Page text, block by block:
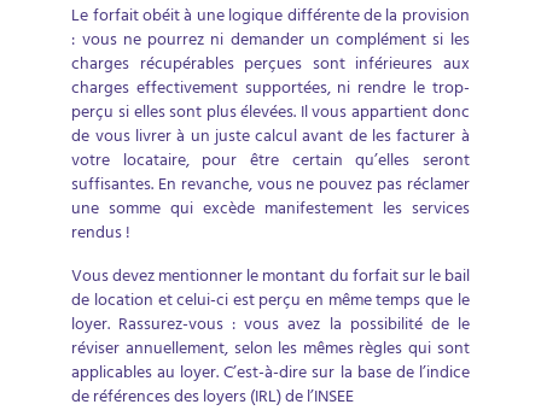
Le forfait obéit à une logique différente de la provision
: vous ne pourrez ni demander un complément si les
charges récupérables perçues sont inférieures aux
charges effectivement supportées, ni rendre le trop-
perçu si elles sont plus élevées. Il vous appartient donc
de vous livrer à un juste calcul avant de les facturer à
votre locataire, pour être certain qu’elles seront
suffisantes. En revanche, vous ne pouvez pas réclamer
une somme qui excède manifestement les services
rendus !
Vous devez mentionner le montant du forfait sur le bail
de location et celui-ci est perçu en même temps que le
loyer. Rassurez-vous : vous avez la possibilité de le
réviser annuellement, selon les mêmes règles qui sont
applicables au loyer. C’est-à-dire sur la base de l’indice
de références des loyers (IRL) de l’INSEE